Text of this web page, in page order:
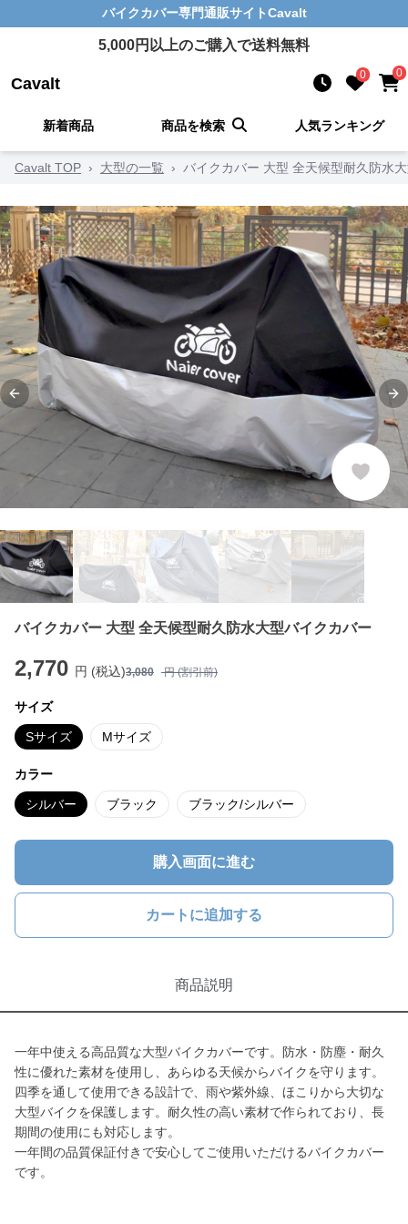
バイクカバー専門通販サイトCavalt
5,000円以上のご購入で送料無料
Cavalt 0 0
新着商品 商品を検索 人気ランキング
Cavalt TOP › 大型の一覧 › バイクカバー 大型 全天候型耐久防水
Previous slide
バイクカバー 大型 全天候型耐久防水大型バイクカバー
2,770 円 (税込)3,080 円 (割引前)
サイズ
Sサイズ Mサイズ
カラー
シルバー ブラック ブラック/シルバー
購入画面に進む
カートに追加する
商品説明
一年中使える高品質な大型バイクカバーです。防水・防塵・耐久
性に優れた素材を使用し、あらゆる天候からバイクを守ります。
四季を通して使用できる設計で、雨や紫外線、ほこりから大切な
大型バイクを保護します。耐久性の高い素材で作られており、長
期間の使用にも対応します。
一年間の品質保証付きで安心してご使用いただけるバイクカバー
です。